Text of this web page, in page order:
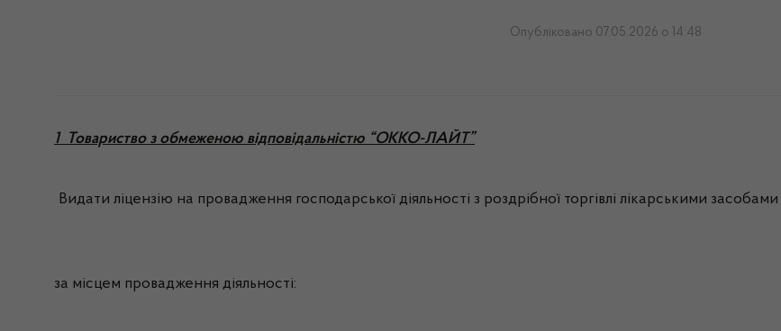
Опубліковано 07.05.2026 о 14:48
1 Товариство з обмеженою відповідальністю “ОККО-ЛАЙТ”
Видати ліцензію на провадження господарської діяльності з роздрібної торгівлі лікарськими засобами
за місцем провадження діяльності: